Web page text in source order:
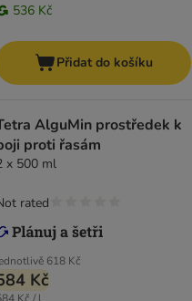
536 Kč
Přidat do košíku
AlguMin prostředek k
proti řasám
x 500 ml
618 Kč
Kč
rated